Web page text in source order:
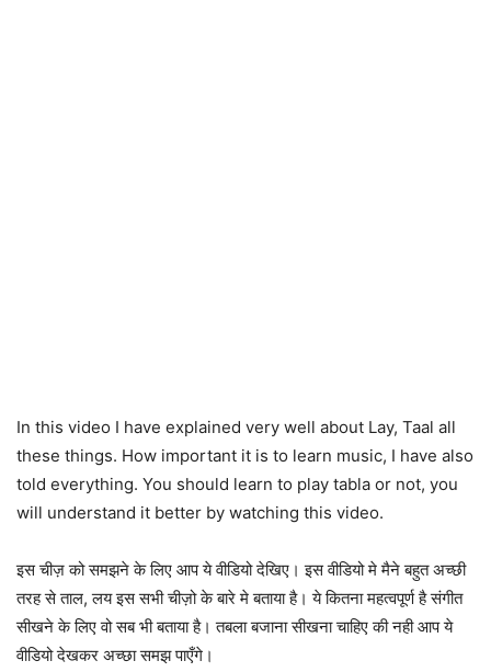
In this video I have explained very well about Lay, Taal all
these things. How important it is to learn music, I have also
told everything. You should learn to play tabla or not, you
will understand it better by watching this video.
इस चीज़ को समझने के लिए आप ये वीडियो देखिए। इस वीडियो मे मैने बहुत अच्छी
तरह से ताल, लय इस सभी चीज़ो के बारे मे बताया है। ये कितना महत्वपूर्ण है संगीत
सीखने के लिए वो सब भी बताया है। तबला बजाना सीखना चाहिए की नही आप ये
वीडियो देखकर अच्छा समझ पाएँगे।